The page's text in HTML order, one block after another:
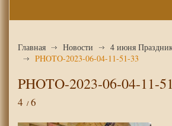
Главная Новости
4 июня
PHOTO-2023-06-04-11-51-33
PHOTO-2023-06-04-11-
4 6